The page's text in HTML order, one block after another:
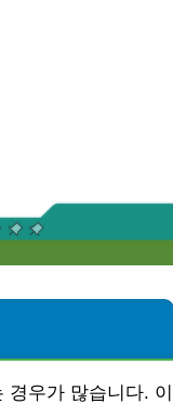
경우가 많습니다. 이